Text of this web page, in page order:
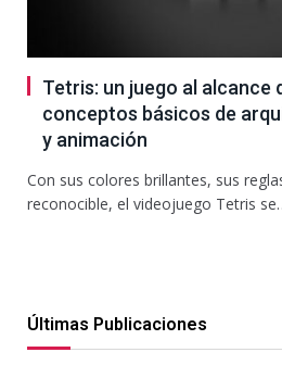
Tetris: un juego al alcance
conceptos básicos de
y animación
Con sus colores brillantes, sus
reconocible, el videojuego Tetris
Últimas Publicaciones